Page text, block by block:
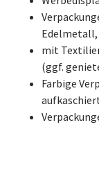
Edelmetall,
mit
(ggf.
Farbige